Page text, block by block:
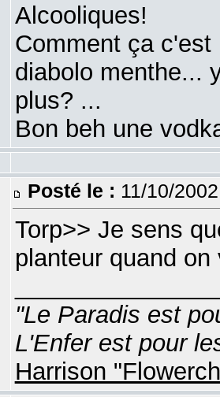
Alcooliques!
Comment ça
diabolo menthe...
plus? ...
Bon beh une
Posté le : 11/10/
Torp>> Je sens
planteur quand
"Le Paradis est
L'Enfer est pour
Harrison